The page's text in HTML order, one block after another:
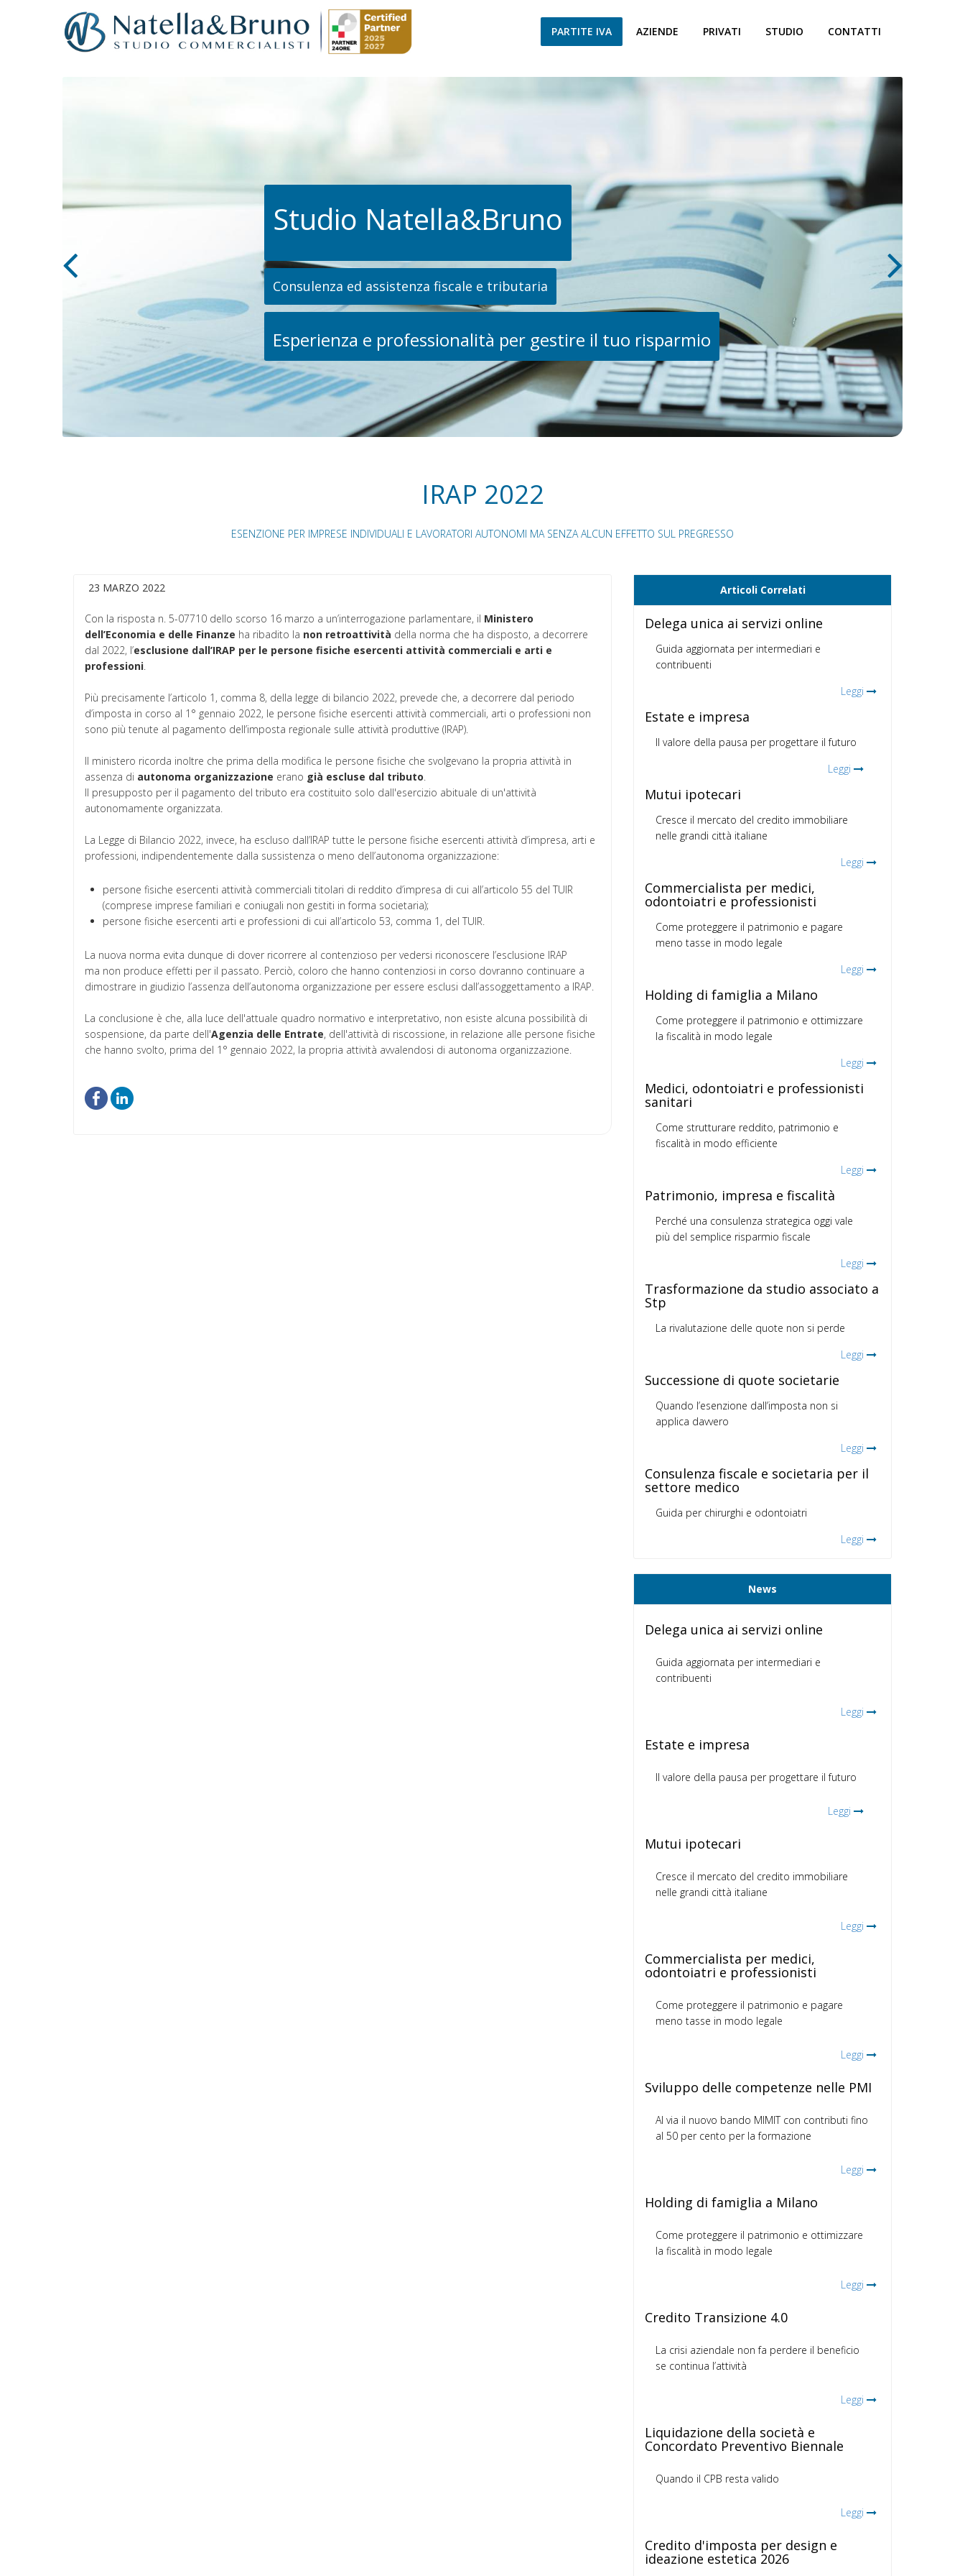
CONTATTI
STUDIO
PRIVATI
AZIENDE
PARTITE IVA
Studio Natella&Bruno
Consulenza ed assistenza fiscale e tributaria
Esperienza e professionalità per gestire il tuo risparmio
IRAP 2022
ESENZIONE PER IMPRESE INDIVIDUALI E LAVORATORI AUTONOMI MA SENZA ALCUN EFFETTO SUL PREGRESSO
23 MARZO 2022
Con la risposta n. 5-07710 dello scorso 16 marzo a un’interrogazione parlamentare, il Ministero
dell’Economia e delle Finanze ha ribadito la non retroattività della norma che ha disposto, a decorrere
dal 2022, l’esclusione dall’IRAP per le persone fisiche esercenti attività commerciali e arti e
professioni.
Più precisamente l’articolo 1, comma 8, della legge di bilancio 2022, prevede che, a decorrere dal periodo
d’imposta in corso al 1° gennaio 2022, le persone fisiche esercenti attività commerciali, arti o professioni non
sono più tenute al pagamento dell’imposta regionale sulle attività produttive (IRAP).
Il ministero ricorda inoltre che prima della modifica le persone fisiche che svolgevano la propria attività in
assenza di autonoma organizzazione erano già escluse dal tributo.
Il presupposto per il pagamento del tributo era costituito solo dall'esercizio abituale di un'attività
autonomamente organizzata.
La Legge di Bilancio 2022, invece, ha escluso dall’IRAP tutte le persone fisiche esercenti attività d’impresa, arti e
professioni, indipendentemente dalla sussistenza o meno dell’autonoma organizzazione:
persone fisiche esercenti attività commerciali titolari di reddito d’impresa di cui all’articolo 55 del TUIR
(comprese imprese familiari e coniugali non gestiti in forma societaria);
persone fisiche esercenti arti e professioni di cui all’articolo 53, comma 1, del TUIR.
La nuova norma evita dunque di dover ricorrere al contenzioso per vedersi riconoscere l’esclusione IRAP
ma non produce effetti per il passato. Perciò, coloro che hanno contenziosi in corso dovranno continuare a
dimostrare in giudizio l’assenza dell’autonoma organizzazione per essere esclusi dall’assoggettamento a IRAP.
La conclusione è che, alla luce dell'attuale quadro normativo e interpretativo, non esiste alcuna possibilità di
sospensione, da parte dell'Agenzia delle Entrate, dell'attività di riscossione, in relazione alle persone fisiche
che hanno svolto, prima del 1° gennaio 2022, la propria attività avvalendosi di autonoma organizzazione.
Articoli Correlati
Delega unica ai servizi online
Guida aggiornata per intermediari e
contribuenti
Leggi
Estate e impresa
Il valore della pausa per progettare il futuro
Leggi
Mutui ipotecari
Cresce il mercato del credito immobiliare
nelle grandi città italiane
Leggi
Commercialista per medici,
odontoiatri e professionisti
Come proteggere il patrimonio e pagare
meno tasse in modo legale
Leggi
Holding di famiglia a Milano
Come proteggere il patrimonio e ottimizzare
la fiscalità in modo legale
Leggi
Medici, odontoiatri e professionisti
sanitari
Come strutturare reddito, patrimonio e
fiscalità in modo efficiente
Leggi
Patrimonio, impresa e fiscalità
Perché una consulenza strategica oggi vale
più del semplice risparmio fiscale
Leggi
Trasformazione da studio associato a
Stp
La rivalutazione delle quote non si perde
Leggi
Successione di quote societarie
Quando l’esenzione dall’imposta non si
applica davvero
Leggi
Consulenza fiscale e societaria per il
settore medico
Guida per chirurghi e odontoiatri
Leggi
News
Delega unica ai servizi online
Guida aggiornata per intermediari e
contribuenti
Leggi
Estate e impresa
Il valore della pausa per progettare il futuro
Leggi
Mutui ipotecari
Cresce il mercato del credito immobiliare
nelle grandi città italiane
Leggi
Commercialista per medici,
odontoiatri e professionisti
Come proteggere il patrimonio e pagare
meno tasse in modo legale
Leggi
Sviluppo delle competenze nelle PMI
Al via il nuovo bando MIMIT con contributi fino
al 50 per cento per la formazione
Leggi
Holding di famiglia a Milano
Come proteggere il patrimonio e ottimizzare
la fiscalità in modo legale
Leggi
Credito Transizione 4.0
La crisi aziendale non fa perdere il beneficio
se continua l’attività
Leggi
Liquidazione della società e
Concordato Preventivo Biennale
Quando il CPB resta valido
Leggi
Credito d'imposta per design e
ideazione estetica 2026